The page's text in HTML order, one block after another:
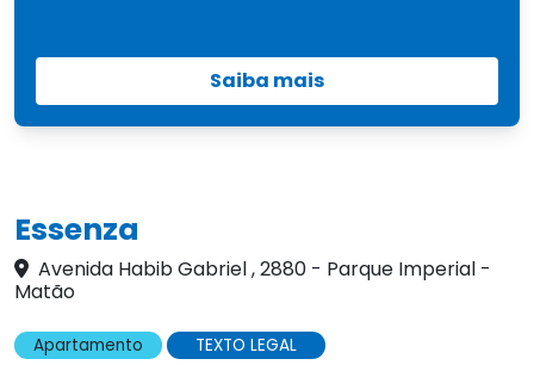
Essenza
Avenida Habib Gabriel , 2880 - Parque Imperial -
Matão
Apartamento TEXTO LEGAL
Saiba mais